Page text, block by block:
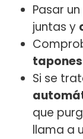
Pasar
juntas y
Si se
que
llama a